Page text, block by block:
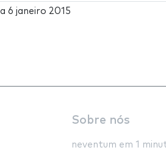
a6 janeiro 2015
Sobre nós
neventum em 1